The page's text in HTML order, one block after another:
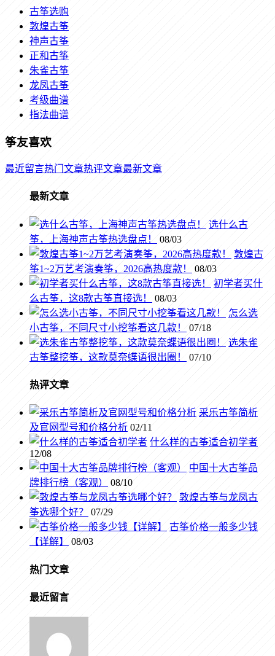
古筝选购
敦煌古筝
神声古筝
正和古筝
朱雀古筝
龙凤古筝
考级曲谱
指法曲谱
筝友喜欢
最近留言热门文章热评文章最新文章
最新文章
选什么古
筝，上海神声古筝热选盘点！
08/03
敦煌古
筝1~2万艺考演奏筝，2026高热度款！
08/03
初学者买什
么古筝，这8款古筝直接选！
08/03
怎么选
小古筝，不同尺寸小挖筝看这几款！
07/18
选朱雀
古筝整挖筝，这款莫奈蝶语很出圈！
07/10
热评文章
采乐古筝简析
及官网型号和价格分析 02/11
什么样的古筝适合初学者
12/08
中国十大古筝品
牌排行榜（客观）
08/10
敦煌古筝与龙凤古
筝选哪个好？
07/29
古筝价格一般多少钱
【详解】
08/03
热门文章
最近留言